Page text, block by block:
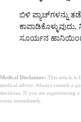
ಬಿಳಿ ಪ್ಯಾಚ್‌ಗಳನ್ನು
ಸೂರ್ಯನ ಹಾನಿಯಿಂದ
Medical Disclaimer: This article is
medical advice. Always consult a
decisions. If you are experiencing
room immediately.